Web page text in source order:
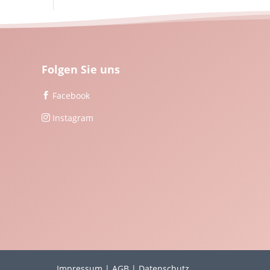
Folgen Sie uns
 Facebook
 Instagram